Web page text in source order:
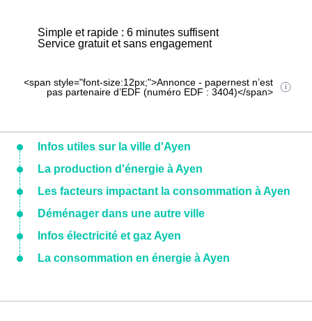
Simple et rapide : 6 minutes suffisent
Service gratuit et sans engagement
<span style="font-size:12px;">Annonce - papernest n’est
pas partenaire d’EDF (numéro EDF : 3404)</span>
Infos utiles sur la ville d'Ayen
La production d'énergie à Ayen
Les facteurs impactant la consommation à Ayen
Déménager dans une autre ville
Infos électricité et gaz Ayen
La consommation en énergie à Ayen